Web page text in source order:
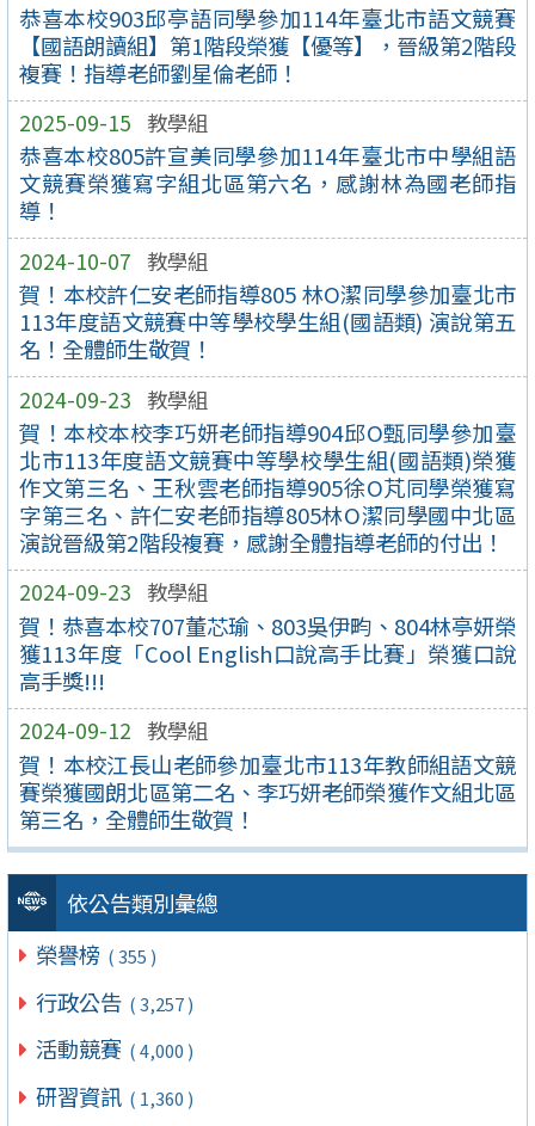
恭喜本校903邱亭語同學參加114年臺北市語文競賽
【國語朗讀組】第1階段榮獲【優等】，晉級第2階段
複賽！指導老師劉星倫老師！
2025-09-15 教學組
恭喜本校805許宣美同學參加114年臺北市中學組語
文競賽榮獲寫字組北區第六名，感謝林為國老師指
導！
2024-10-07 教學組
賀！本校許仁安老師指導805 林O潔同學參加臺北市
113年度語文競賽中等學校學生組(國語類) 演說第五
名！全體師生敬賀！
2024-09-23 教學組
賀！本校本校李巧妍老師指導904邱O甄同學參加臺
北市113年度語文競賽中等學校學生組(國語類)榮獲
作文第三名、王秋雲老師指導905徐O芃同學榮獲寫
字第三名、許仁安老師指導805林O潔同學國中北區
演說晉級第2階段複賽，感謝全體指導老師的付出！
2024-09-23 教學組
賀！恭喜本校707董芯瑜、803吳伊畇、804林亭妍榮
獲113年度「Cool English口說高手比賽」榮獲口說
高手獎!!!
2024-09-12 教學組
賀！本校江長山老師參加臺北市113年教師組語文競
賽榮獲國朗北區第二名、李巧妍老師榮獲作文組北區
第三名，全體師生敬賀！
依公告類別彙總
榮譽榜 ( 355 )
行政公告 ( 3,257 )
活動競賽 ( 4,000 )
研習資訊 ( 1,360 )